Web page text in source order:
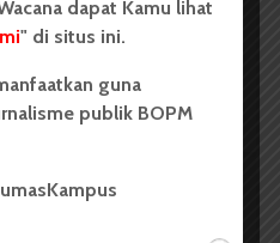
Medan, wacana.org –...
baca
dapat Kamu lihat
" di situs ini.
guna
publik BOPM